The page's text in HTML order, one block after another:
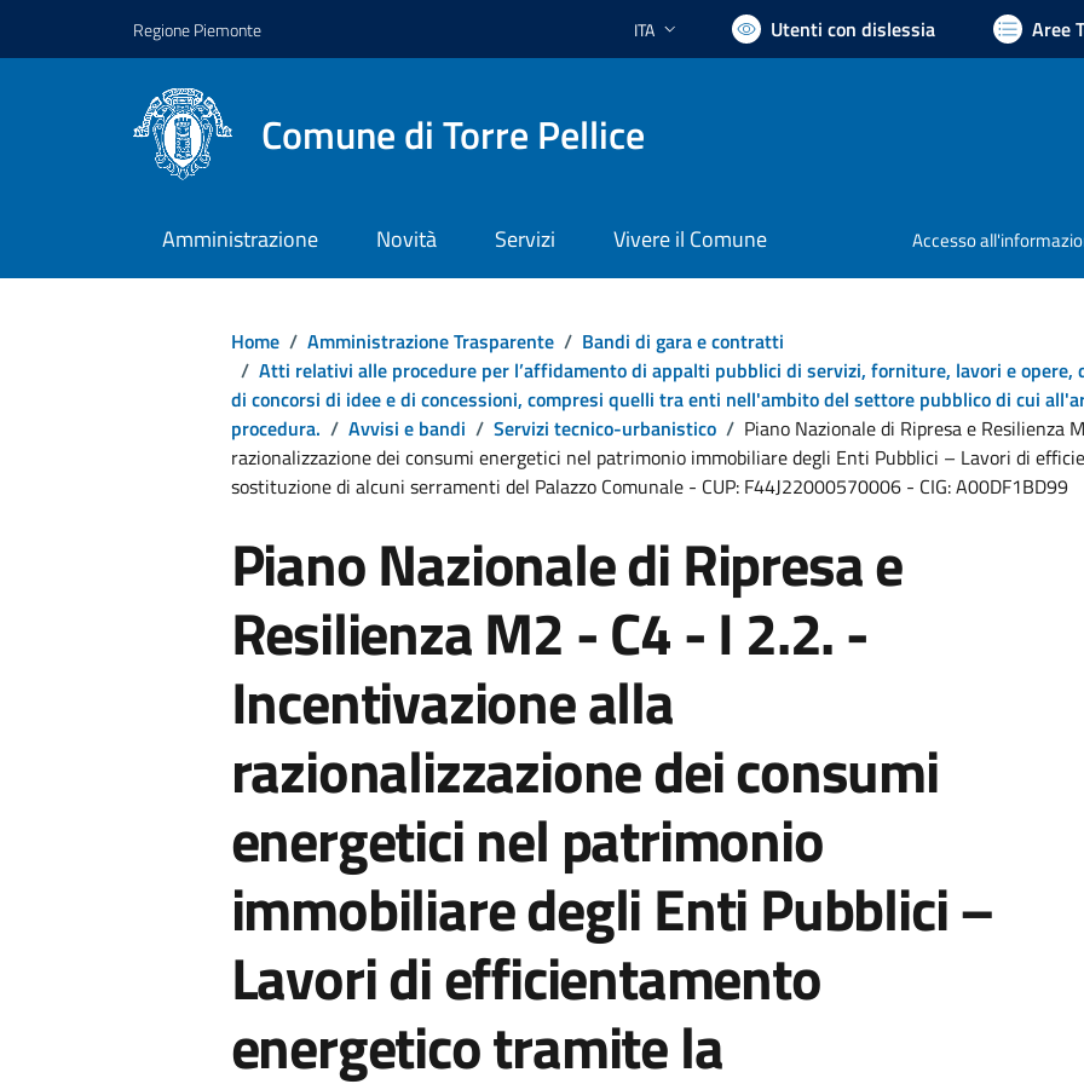
Regione Piemonte Lingua attiva:
ITA Utenti con dislessia Aree
Comune di Torre Pellice
Amministrazione Novità Servizi Vivere il Comune Accesso
Home / Amministrazione Trasparente / Bandi di gara e contratti
/ Atti relativi alle procedure per l’affidamento di appalti pubblici di servizi, forniture, lavori e opere,
di concorsi di idee e di concessioni, compresi quelli tra enti nell'ambito del settore pubblico di cui
procedura. / Avvisi e bandi / Servizi tecnico-urbanistico / Piano Nazionale di Ripresa e Resilienza
razionalizzazione dei consumi energetici nel patrimonio immobiliare degli Enti Pubblici – Lavori di
sostituzione di alcuni serramenti del Palazzo Comunale - CUP: F44J22000570006 - CIG: A00DF1BD99
Piano Nazionale di Ripresa e
Resilienza M2 - C4 - I 2.2. -
Incentivazione alla
razionalizzazione dei consumi
energetici nel patrimonio
immobiliare degli Enti Pubblici –
Lavori di efficientamento
energetico tramite la